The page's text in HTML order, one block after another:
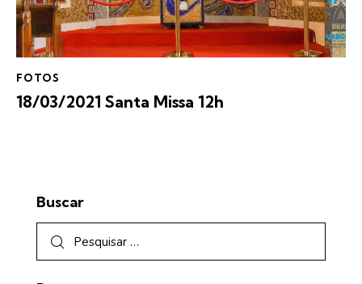
FOTOS
18/03/2021 Santa Missa 12h
Buscar